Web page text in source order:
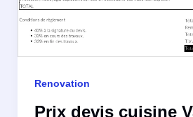
Renovation
Prix devis cuisine